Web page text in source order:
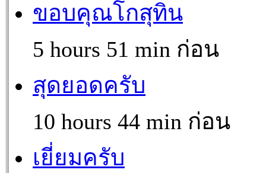
ขอบคุณโกสุทิน
5 hours 51 min ก่อน
สุดยอดครับ
10 hours 44 min ก่อน
เยี่ยมครับ